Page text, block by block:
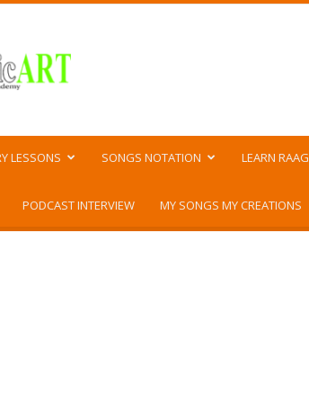
LESSONS SONGS NOTATION LEARN RAAG
PODCAST INTERVIEW MY SONGS MY CREATIONS